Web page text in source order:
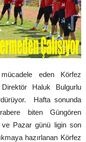
eden Körfez
Direktör Haluk Bulgurlu
Hafta sonunda
biten Güngören
ve Pazar günü ligin son
hazırlanan Körfez